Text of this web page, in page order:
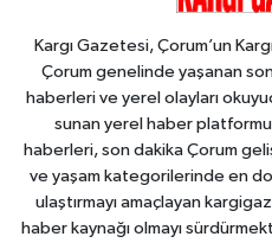
Kargı Gazetesi, Çorum’un
Çorum genelinde yaşanan
haberleri ve yerel olayları
sunan yerel haber
haberleri, son dakika Çorum
ve yaşam kategorilerinde en
ulaştırmayı amaçlayan
haber kaynağı olmayı